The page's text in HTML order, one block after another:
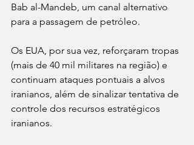
Bab al-Mandeb, um canal alternativo
para a passagem de petróleo.
Os EUA, por sua vez, reforçaram tropas
(mais de 40 mil militares na região) e
continuam ataques pontuais a alvos
iranianos, além de sinalizar tentativa de
controle dos recursos estratégicos
iranianos.